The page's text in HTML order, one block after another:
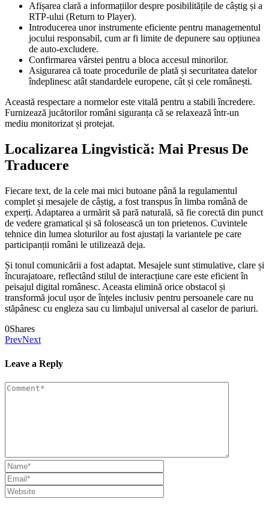
Afișarea clară a informațiilor despre posibilitățile de câștig și a
RTP-ului (Return to Player).
Introducerea unor instrumente eficiente pentru managementul
jocului responsabil, cum ar fi limite de depunere sau opțiunea
de auto-excludere.
Confirmarea vârstei pentru a bloca accesul minorilor.
Asigurarea că toate procedurile de plată și securitatea datelor
îndeplinesc atât standardele europene, cât și cele românești.
Această respectare a normelor este vitală pentru a stabili încredere.
Furnizează jucătorilor români siguranța că se relaxează într-un
mediu monitorizat și protejat.
Localizarea Lingvistică: Mai Presus De
Traducere
Fiecare text, de la cele mai mici butoane până la regulamentul
complet și mesajele de câștig, a fost transpus în limba română de
experți. Adaptarea a urmărit să pară naturală, să fie corectă din punct
de vedere gramatical și să folosească un ton prietenos. Cuvintele
tehnice din lumea sloturilor au fost ajustați la variantele pe care
participanții români le utilizează deja.
Și tonul comunicării a fost adaptat. Mesajele sunt stimulative, clare și
încurajatoare, reflectând stilul de interacțiune care este eficient în
peisajul digital românesc. Aceasta elimină orice obstacol și
transformă jocul ușor de înțeles inclusiv pentru persoanele care nu
stăpânesc cu engleza sau cu limbajul universal al caselor de pariuri.
0Shares
PrevNext
Leave a Reply